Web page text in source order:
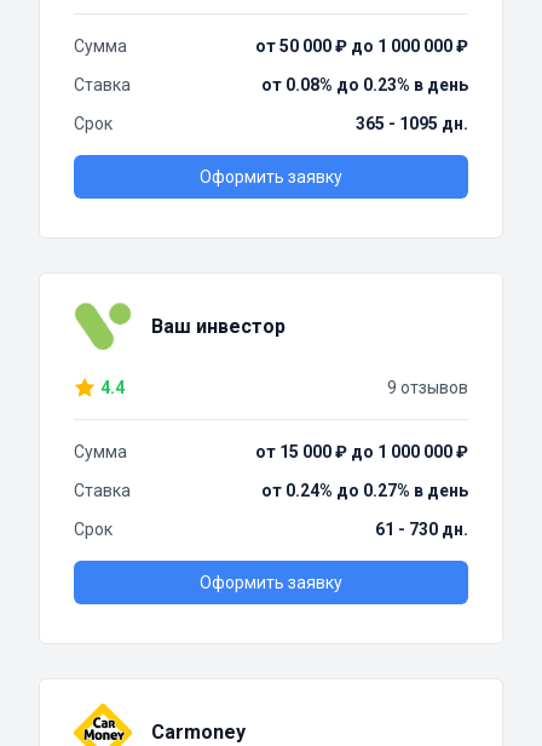
Сумма
от 50 000 ₽ до 1 000 000 ₽
Ставка
от 0.08% до 0.23% в день
Срок
365 - 1095 дн.
Оформить заявку
Ваш инвестор
4.4 9 отзывов
Сумма
от 15 000 ₽ до 1 000 000 ₽
Ставка
от 0.24% до 0.27% в день
Срок
61 - 730 дн.
Оформить заявку
Carmoney